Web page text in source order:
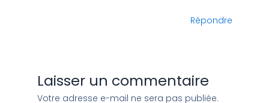
Répondre
Laisser un commentaire
Votre adresse e-mail ne sera pas publiée.